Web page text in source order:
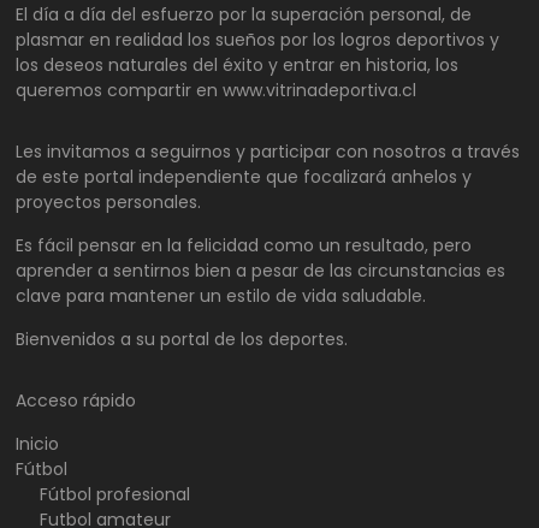
El día a día del esfuerzo por la superación personal, de
plasmar en realidad los sueños por los logros deportivos y
los deseos naturales del éxito y entrar en historia, los
queremos compartir en www.vitrinadeportiva.cl
Les invitamos a seguirnos y participar con nosotros a través
de este portal independiente que focalizará anhelos y
proyectos personales.
Es fácil pensar en la felicidad como un resultado, pero
aprender a sentirnos bien a pesar de las circunstancias es
clave para mantener un estilo de vida saludable.
Bienvenidos a su portal de los deportes.
Acceso rápido
Inicio
Fútbol
Fútbol profesional
Futbol amateur